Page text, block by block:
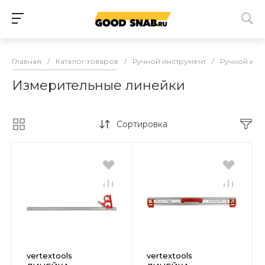
Главная / Каталог товаров / Ручной инструмент / Ручной
Измерительные линейки
Сортировка
vertextools
vertextools